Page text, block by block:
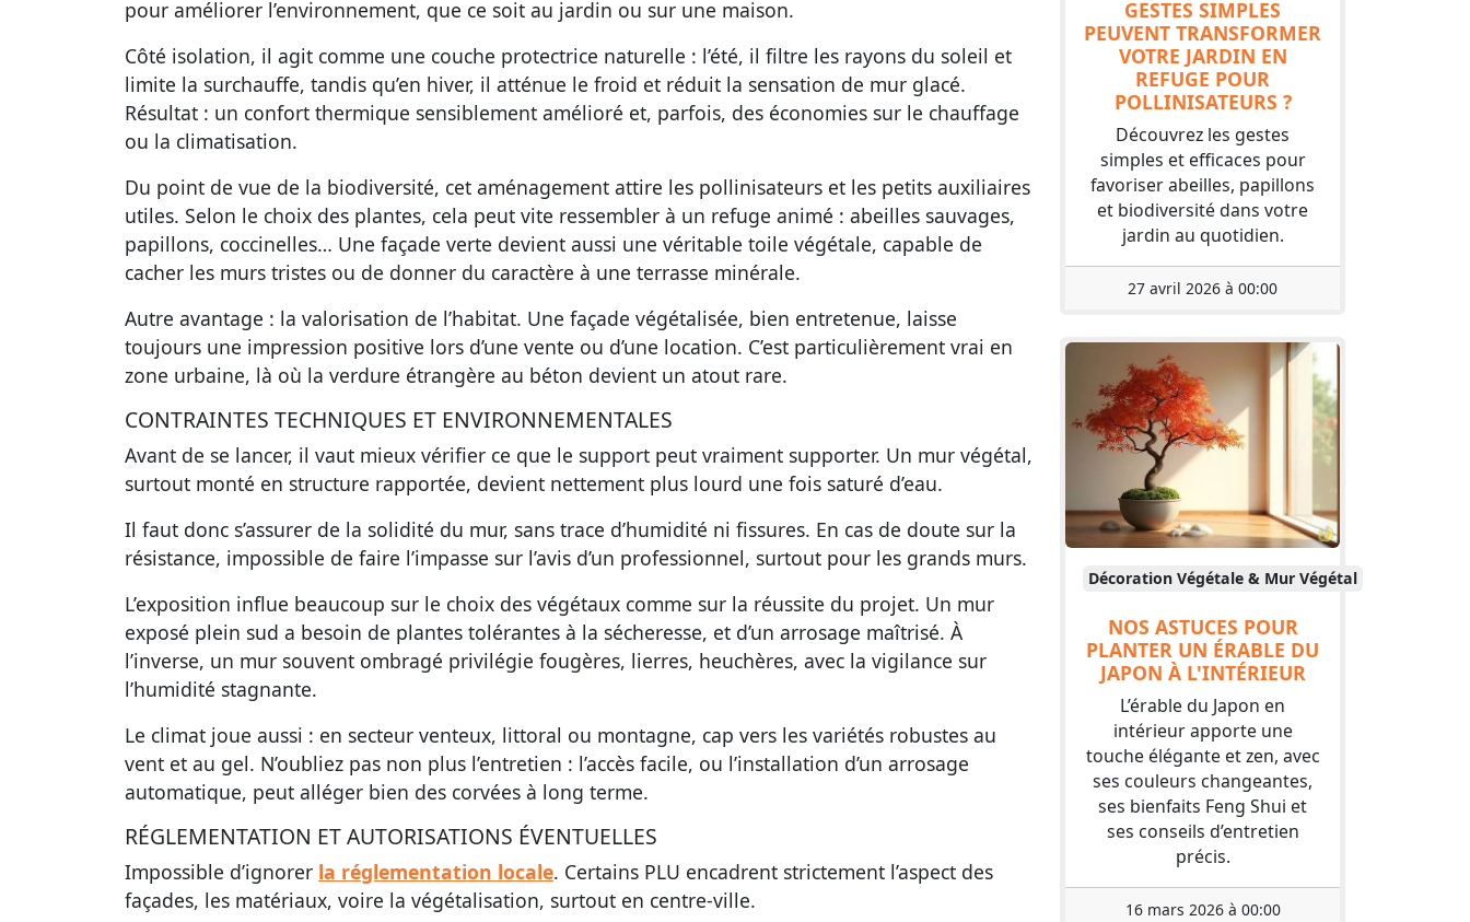
pour améliorer l’environnement, que ce soit au jardin ou sur une maison.
Côté isolation, il agit comme une couche protectrice naturelle : l’été, il filtre les rayons du soleil et
limite la surchauffe, tandis qu’en hiver, il atténue le froid et réduit la sensation de mur glacé.
Résultat : un confort thermique sensiblement amélioré et, parfois, des économies sur le chauffage
ou la climatisation.
Du point de vue de la biodiversité, cet aménagement attire les pollinisateurs et les petits auxiliaires
utiles. Selon le choix des plantes, cela peut vite ressembler à un refuge animé : abeilles sauvages,
papillons, coccinelles… Une façade verte devient aussi une véritable toile végétale, capable de
cacher les murs tristes ou de donner du caractère à une terrasse minérale.
Autre avantage : la valorisation de l’habitat. Une façade végétalisée, bien entretenue, laisse
toujours une impression positive lors d’une vente ou d’une location. C’est particulièrement vrai en
zone urbaine, là où la verdure étrangère au béton devient un atout rare.
CONTRAINTES TECHNIQUES ET ENVIRONNEMENTALES
Avant de se lancer, il vaut mieux vérifier ce que le support peut vraiment supporter. Un mur végétal,
surtout monté en structure rapportée, devient nettement plus lourd une fois saturé d’eau.
Il faut donc s’assurer de la solidité du mur, sans trace d’humidité ni fissures. En cas de doute sur la
résistance, impossible de faire l’impasse sur l’avis d’un professionnel, surtout pour les grands murs.
L’exposition influe beaucoup sur le choix des végétaux comme sur la réussite du projet. Un mur
exposé plein sud a besoin de plantes tolérantes à la sécheresse, et d’un arrosage maîtrisé. À
l’inverse, un mur souvent ombragé privilégie fougères, lierres, heuchères, avec la vigilance sur
l’humidité stagnante.
Le climat joue aussi : en secteur venteux, littoral ou montagne, cap vers les variétés robustes au
vent et au gel. N’oubliez pas non plus l’entretien : l’accès facile, ou l’installation d’un arrosage
automatique, peut alléger bien des corvées à long terme.
RÉGLEMENTATION ET AUTORISATIONS ÉVENTUELLES
Impossible d’ignorer la réglementation locale. Certains PLU encadrent strictement l’aspect des
façades, les matériaux, voire la végétalisation, surtout en centre-ville.
GESTES SIMPLES
PEUVENT TRANSFORMER
VOTRE JARDIN EN
REFUGE POUR
POLLINISATEURS ?
Découvrez les gestes
simples et efficaces pour
favoriser abeilles, papillons
et biodiversité dans votre
jardin au quotidien.
27 avril 2026 à 00:00
Décoration Végétale & Mur Végétal
NOS ASTUCES POUR
PLANTER UN ÉRABLE DU
JAPON À L'INTÉRIEUR
L’érable du Japon en
intérieur apporte une
touche élégante et zen, avec
ses couleurs changeantes,
ses bienfaits Feng Shui et
ses conseils d’entretien
précis.
16 mars 2026 à 00:00